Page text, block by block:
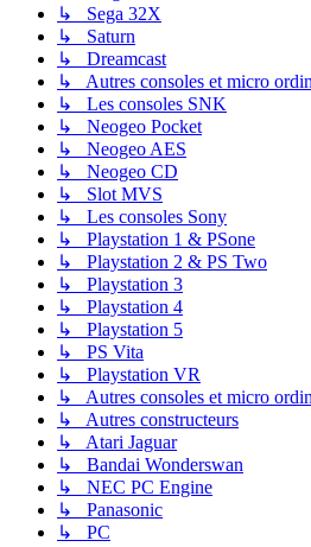
↳ Sega 32X
↳ Saturn
↳ Dreamcast
↳ Autres consoles et micro
↳ Les consoles SNK
↳ Neogeo Pocket
↳ Neogeo AES
↳ Neogeo CD
↳ Slot MVS
↳ Les consoles Sony
↳ Playstation 1 & PSone
↳ Playstation 2 & PS Two
↳ Playstation 3
↳ Playstation 4
↳ Playstation 5
↳ PS Vita
↳ Playstation VR
↳ Autres consoles et micro
↳ Autres constructeurs
↳ Atari Jaguar
↳ Bandai Wonderswan
↳ NEC PC Engine
↳ Panasonic
↳ PC